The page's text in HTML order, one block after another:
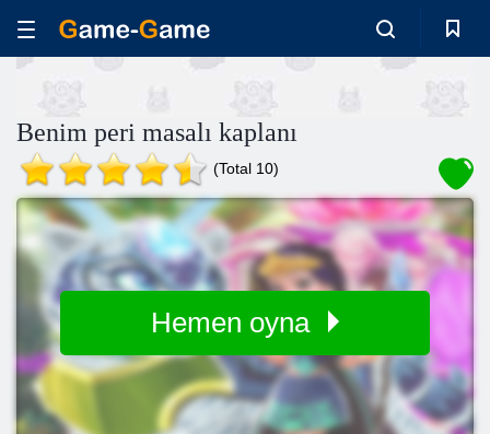
Benim peri masalı kaplanı
(Total 10)
Hemen oyna